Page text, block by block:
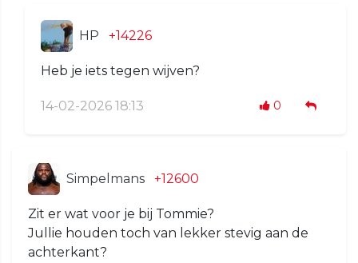
HP +14226
Heb je iets tegen wijven?
14-02-2026 18:13 0
Simpelmans +12600
Zit er wat voor je bij Tommie?
Jullie houden toch van lekker stevig aan de
achterkant?